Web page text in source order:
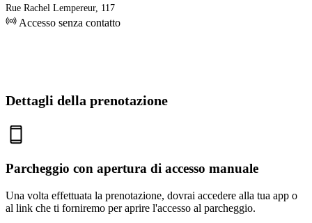
Rue Rachel Lempereur, 117
Accesso senza contatto
Dettagli della prenotazione
Parcheggio con apertura di accesso manuale
Una volta effettuata la prenotazione, dovrai accedere alla tua app o
al link che ti forniremo per aprire l'accesso al parcheggio.